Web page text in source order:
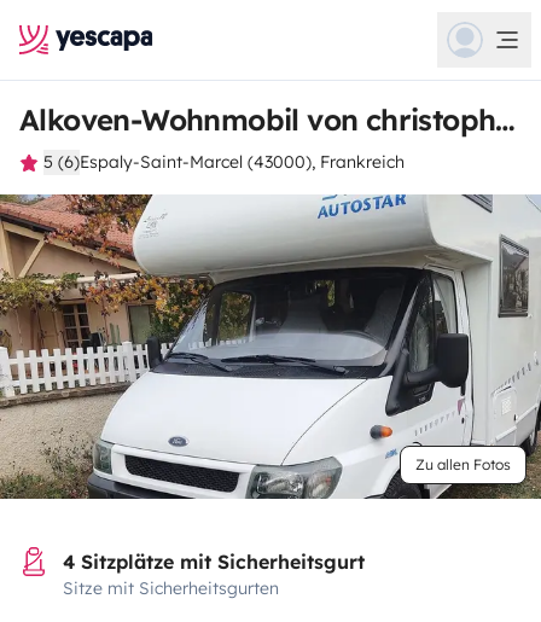
Alkoven-Wohnmobil von christopher
5 (6)Espaly-Saint-Marcel (43000), Frankreich
Zu allen Fotos
4 Sitzplätze mit Sicherheitsgurt
Sitze mit Sicherheitsgurten